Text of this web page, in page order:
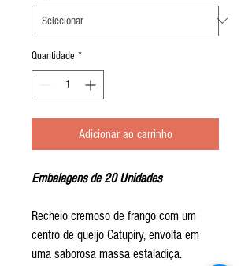
Quantidade *
Adicionar ao carrinho
Embalagens de 20 Unidades
Recheio cremoso de frango com um
centro de queijo Catupiry, envolta em
uma saborosa massa estaladiça.